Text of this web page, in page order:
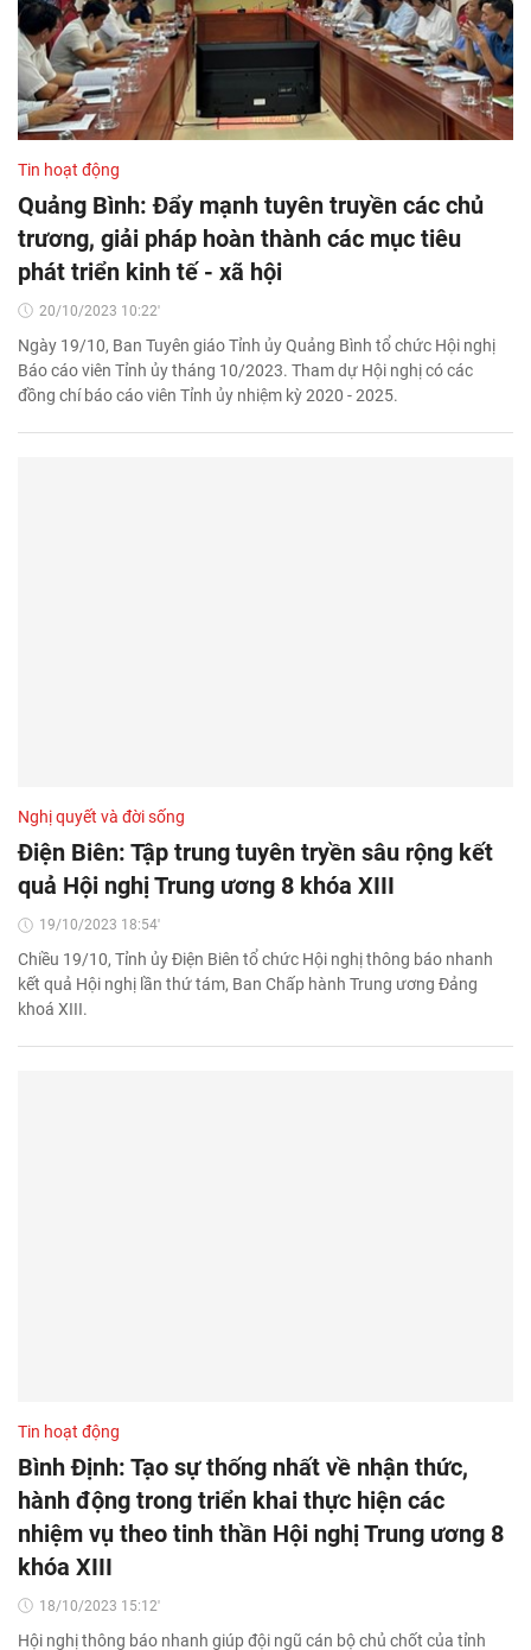
Tin hoạt động
Quảng Bình: Đẩy mạnh tuyên truyền các chủ
trương, giải pháp hoàn thành các mục tiêu
phát triển kinh tế - xã hội
20/10/2023 10:22'
Ngày 19/10, Ban Tuyên giáo Tỉnh ủy Quảng Bình tổ chức Hội nghị
Báo cáo viên Tỉnh ủy tháng 10/2023. Tham dự Hội nghị có các
đồng chí báo cáo viên Tỉnh ủy nhiệm kỳ 2020 - 2025.
Nghị quyết và đời sống
Điện Biên: Tập trung tuyên tryền sâu rộng kết
quả Hội nghị Trung ương 8 khóa XIII
19/10/2023 18:54'
Chiều 19/10, Tỉnh ủy Điện Biên tổ chức Hội nghị thông báo nhanh
kết quả Hội nghị lần thứ tám, Ban Chấp hành Trung ương Đảng
khoá XIII.
Tin hoạt động
Bình Định: Tạo sự thống nhất về nhận thức,
hành động trong triển khai thực hiện các
nhiệm vụ theo tinh thần Hội nghị Trung ương 8
khóa XIII
18/10/2023 15:12'
Hội nghị thông báo nhanh giúp đội ngũ cán bộ chủ chốt của tỉnh